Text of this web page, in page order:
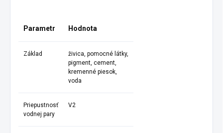
Parametr Hodnota
Základ
živica, pomocné látky,
pigment, cement,
kremenné piesok,
voda
Priepustnosť
vodnej pary
V2